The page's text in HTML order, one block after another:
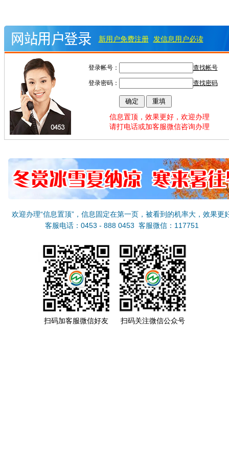
新用户免费注册 发信息用户必读
登录帐号： 查找帐号
登录密码： 查找密码
信息置顶，效果更好，欢迎办理
请打电话或加客服微信咨询办理
欢迎办理“信息置顶”，信息固定在第一页，被看到的机率大，效果更
客服电话：0453 - 888 0453 客服微信：117751
扫码加客服微信好友 扫码关注微信公众号